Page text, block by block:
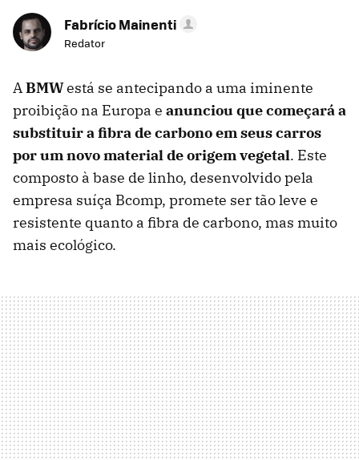
Fabrício Mainenti
Redator
ABMWestá se antecipando a uma iminente
proibição na Europa e anunciou que começará a
substituir a fibra de carbono em seus carros
por um novo material de origem vegetal. Este
composto à base de linho, desenvolvido pela
empresa suíça Bcomp, promete ser tão leve e
resistente quanto a fibra de carbono, mas muito
mais ecológico.